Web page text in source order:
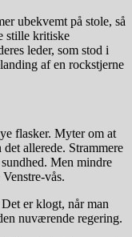
ubekvemt på stole, så
stille kritiske
leder, som stod i
af en rockstjerne
flasker. Myter om at
allerede. Strammere
Men mindre
vås.
er klogt, når man
nuværende regering.